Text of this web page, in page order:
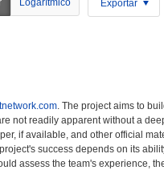
Logarítmico Exportar
. The project aims to
not readily apparent without a
if available, and other official
success depends on its
assess the team's experience,